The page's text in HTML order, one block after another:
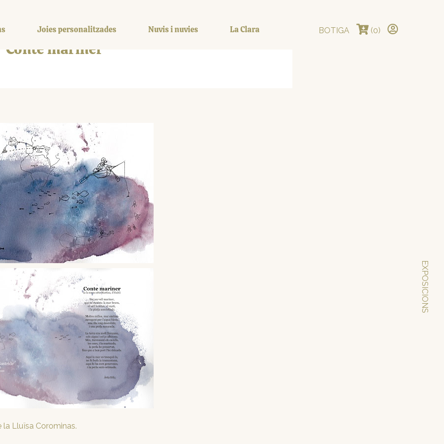
Joies personalitzades Nuvis i nuvies La Clara BOTIGA (0)
EXPOSICIONS
Conte mariner
Lluïsa Corominas.